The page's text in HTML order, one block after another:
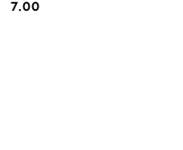
Cena:
7.00